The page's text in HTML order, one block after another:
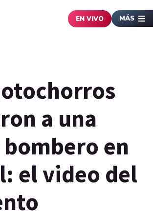
EN VIVO MÁS
a una
en
el video del